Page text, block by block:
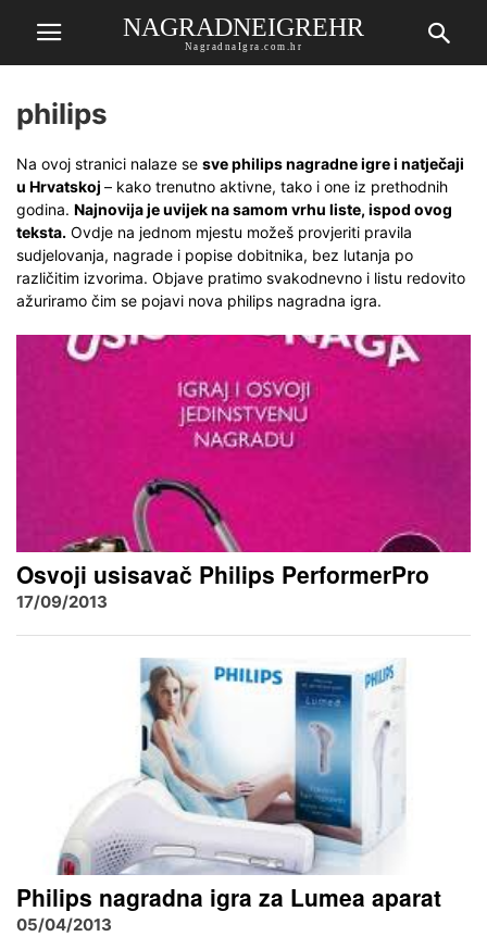
NAGRADNEIGREHR
NagradnaIgra.com.hr
philips
Na ovoj stranici nalaze se sve philips nagradne igre i natječaji
u Hrvatskoj – kako trenutno aktivne, tako i one iz prethodnih
godina. Najnovija je uvijek na samom vrhu liste, ispod ovog
teksta. Ovdje na jednom mjestu možeš provjeriti pravila
sudjelovanja, nagrade i popise dobitnika, bez lutanja po
različitim izvorima. Objave pratimo svakodnevno i listu redovito
ažuriramo čim se pojavi nova philips nagradna igra.
Osvoji usisavač Philips PerformerPro
17/09/2013
Philips nagradna igra za Lumea aparat
05/04/2013